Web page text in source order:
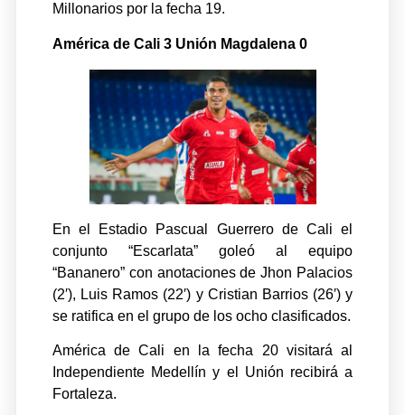
Millonarios por la fecha 19.
América de Cali 3 Unión Magdalena 0
En el Estadio Pascual Guerrero de Cali el
conjunto “Escarlata” goleó al equipo
“Bananero” con anotaciones de Jhon Palacios
(2′), Luis Ramos (22′) y Cristian Barrios (26′) y
se ratifica en el grupo de los ocho clasificados.
América de Cali en la fecha 20 visitará al
Independiente Medellín y el Unión recibirá a
Fortaleza.